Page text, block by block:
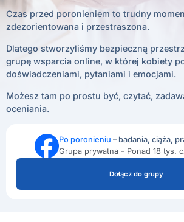
Czas przed poronieniem to trudny
zdezorientowana i przestraszona.
Dlatego stworzyliśmy bezpieczną
grupę wsparcia online, w której kobiety
doświadczeniami, pytaniami i emocjami.
Możesz tam po prostu być, czytać,
oceniania.
Po poronieniu – badania, ciąża,
Grupa prywatna - Ponad 18 tys.
Dołącz do grupy